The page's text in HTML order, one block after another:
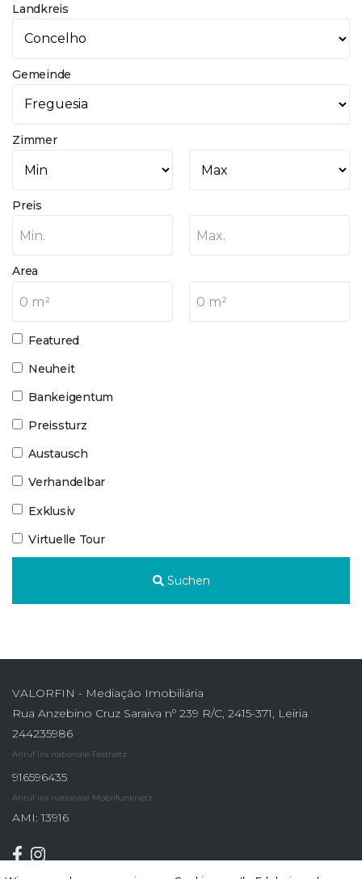
Landkreis
Gemeinde
Zimmer
Preis
Min. Max.
Area
0 m² 0 m²
Featured
Neuheit
Bankeigentum
Preissturz
Austausch
Verhandelbar
Exklusiv
Virtuelle Tour
Suchen
VALORFIN - Mediação Imobiliária
Rua Anzebino Cruz Saraiva nº 239 R/C, 2415-371, Leiria
244235986
Anruf ins nationale Festnetz
916596435
Anruf ins nationale Mobilfunknetz
AMI: 13916